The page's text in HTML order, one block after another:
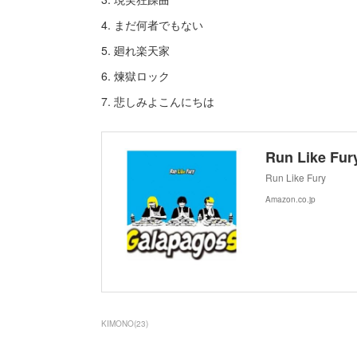
4. まだ何者でもない
5. 廻れ楽天家
6. 煉獄ロック
7. 悲しみよこんにちは
Run Like
Run Like Fury
Amazon.co.jp
KIMONO(23)